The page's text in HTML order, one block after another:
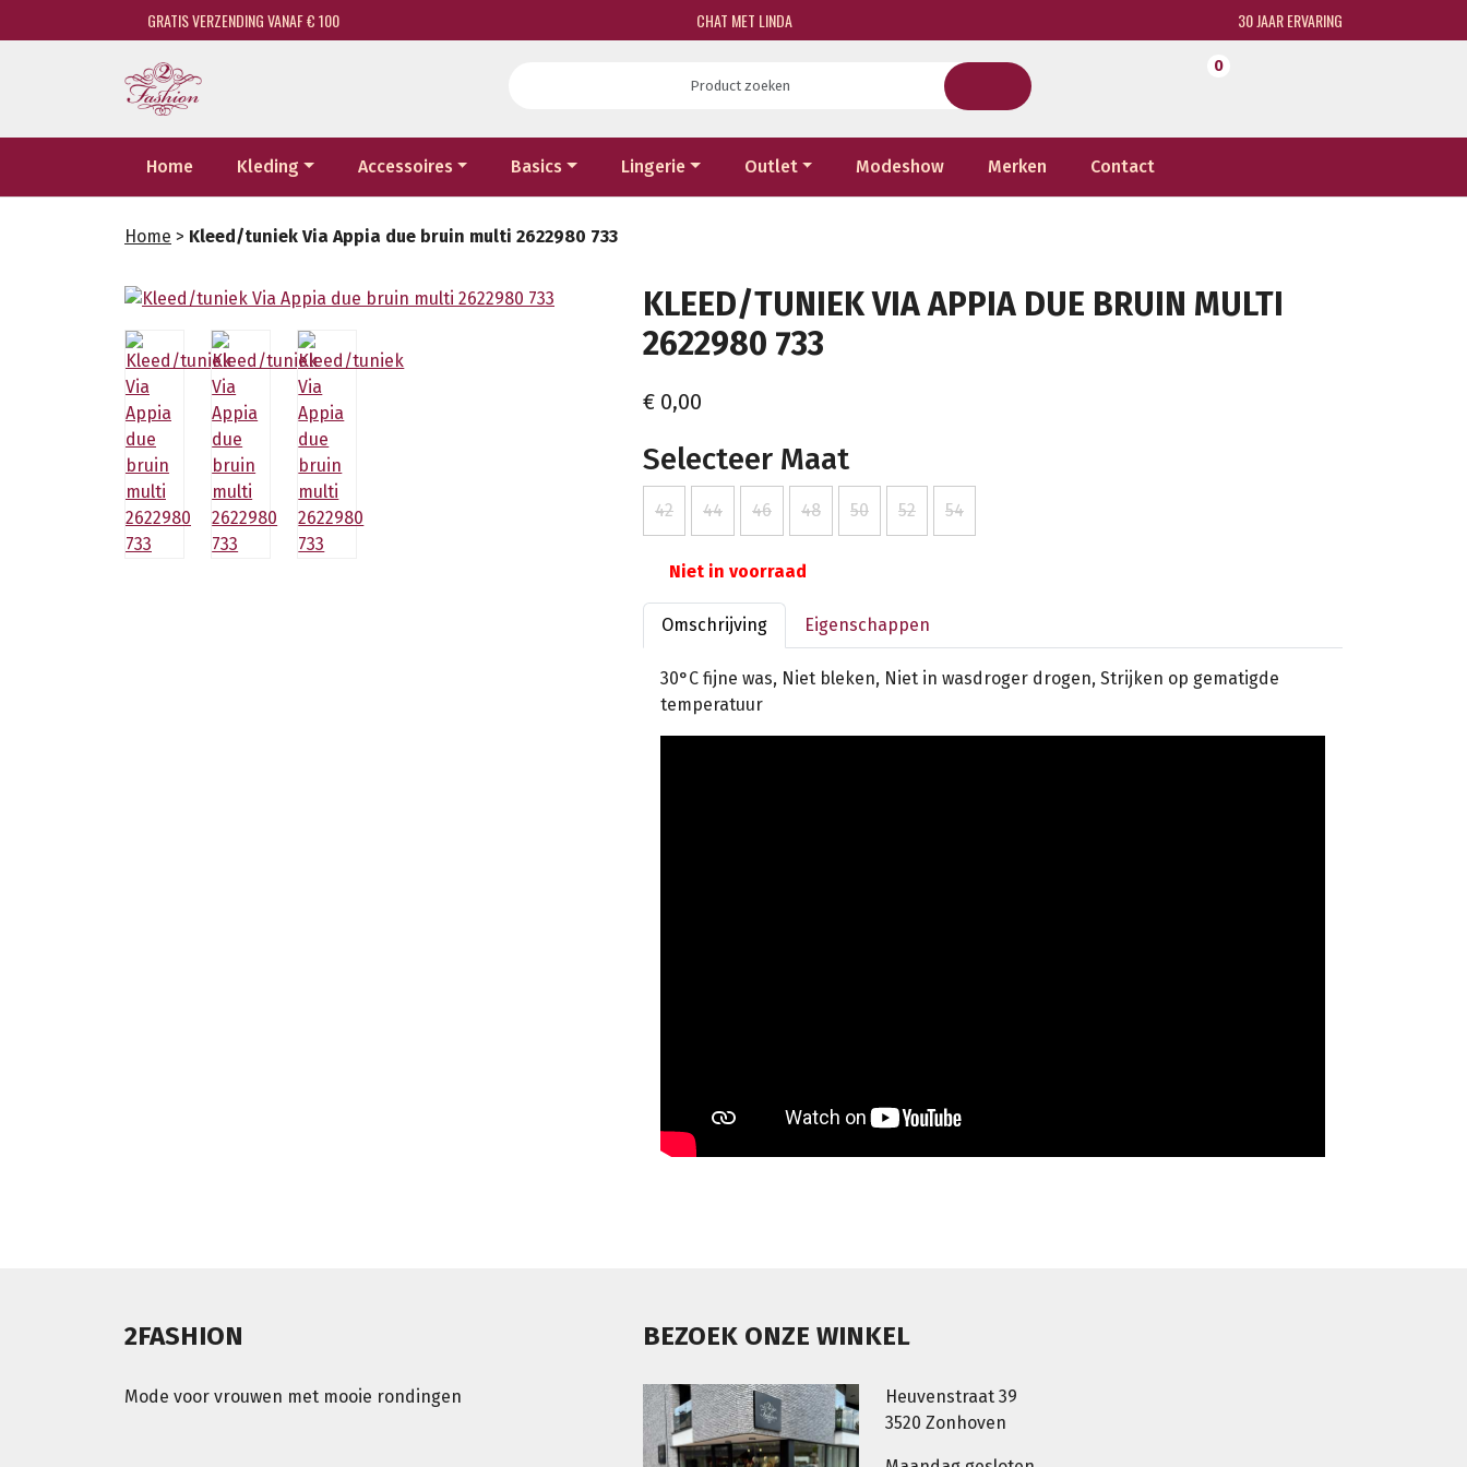
GRATIS VERZENDING VANAF € 100 CHAT MET LINDA 30 JAAR ERVARING
0
Home Kleding Accessoires Basics Lingerie Outlet Modeshow Merken Contact
Home > Kleed/tuniek Via Appia due bruin multi 2622980 733
KLEED/TUNIEK VIA APPIA DUE BRUIN MULTI
2622980 733
€ 0,00
Selecteer Maat
42 44 46 48 50 52 54
Niet in voorraad
Omschrijving Eigenschappen
30°C fijne was, Niet bleken, Niet in wasdroger drogen, Strijken op gematigde
temperatuur
2FASHION
Mode voor vrouwen met mooie rondingen
BEZOEK ONZE WINKEL
Heuvenstraat 39
3520 Zonhoven